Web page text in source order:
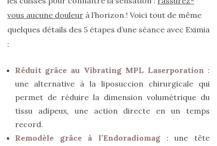
CATÉGORIES
DU BLOG
Actualités
beauté
(10)
Conseils
vous aucune douleur à l’horizon ! Voici tout de même
quelques détails des 5 étapes d’une séance avec Eximia
:
Réduit grâce au Vibrating MPL Laserporation :
une alternative à la liposuccion chirurgicale qui
permet de réduire la dimension volumétrique du
tissu adipeux, une action directe en un temps
record.
Remodèle grâce à l’Endoradiomag
: une tête